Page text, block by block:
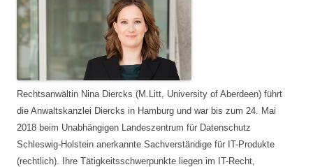
Rechtsanwältin Nina Diercks (M.Litt, University of Aberdeen) führt
die Anwaltskanzlei Diercks in Hamburg und war bis zum 24. Mai
2018 beim Unabhängigen Landeszentrum für Datenschutz
Schleswig-Holstein anerkannte Sachverständige für IT-Produkte
(rechtlich). Ihre Tätigkeitsschwerpunkte liegen im IT-Recht,